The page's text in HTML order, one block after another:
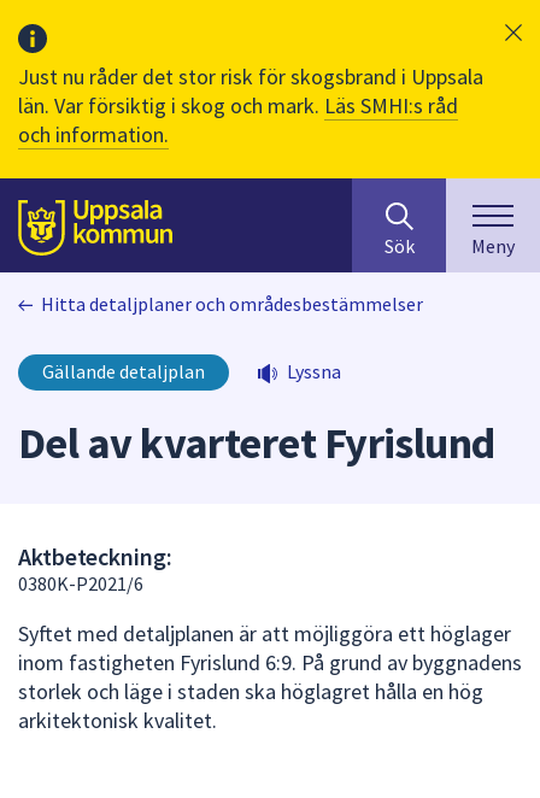
Just nu råder det stor risk för skogsbrand i Uppsala
län. Var försiktig i skog och mark. Läs SMHI:s råd
och information.
Till sidans
huvudinnehåll
efter
innehåll
på
webbplatsen.
skriva
i
under
fältet.
Använd
piltangenterna
Sök Meny
Hitta detaljplaner och områdesbestämmelser
Gällande detaljplan Lyssna
Del av kvarteret Fyrislund
Aktbeteckning:
0380K-P2021/6
Syftet med detaljplanen är att möjliggöra ett höglager
inom fastigheten Fyrislund 6:9. På grund av byggnadens
storlek och läge i staden ska höglagret hålla en hög
arkitektonisk kvalitet.